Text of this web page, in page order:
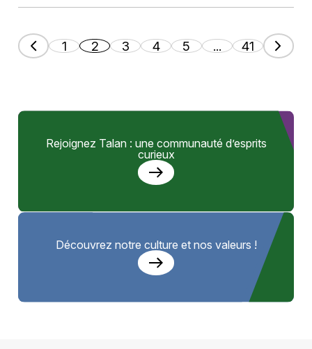
1 2 3 4 5 ... 41
Rejoignez Talan : une communauté d’esprits
curieux
Découvrez notre culture et nos valeurs !